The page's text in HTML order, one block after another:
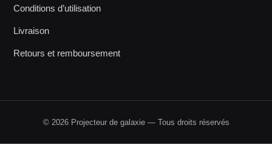
Conditions d’utilisation
Livraison
Retours et remboursement
© 2026 Projecteur de galaxie — Tous droits réservés